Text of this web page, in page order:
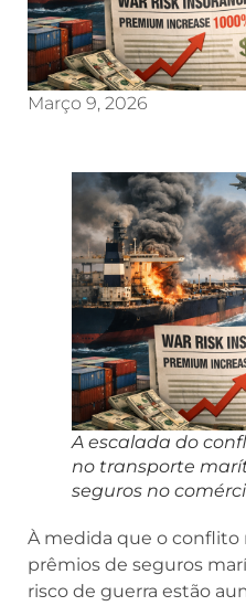
Março 9, 2026
A escalada do
no transporte
seguros no
À medida que o conflito
prêmios de seguros
risco de guerra estão